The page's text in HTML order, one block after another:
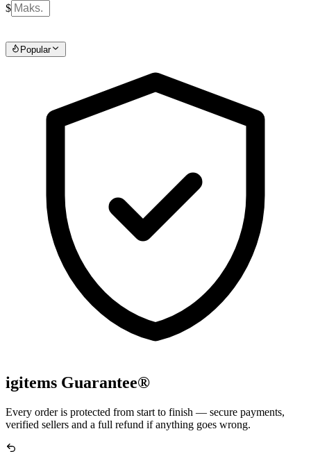
$
Popular
igitems Guarantee®
Every order is protected from start to finish — secure payments,
verified sellers and a full refund if anything goes wrong.